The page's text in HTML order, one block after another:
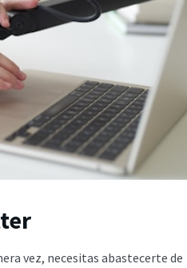
vez, necesitas abastecerte de